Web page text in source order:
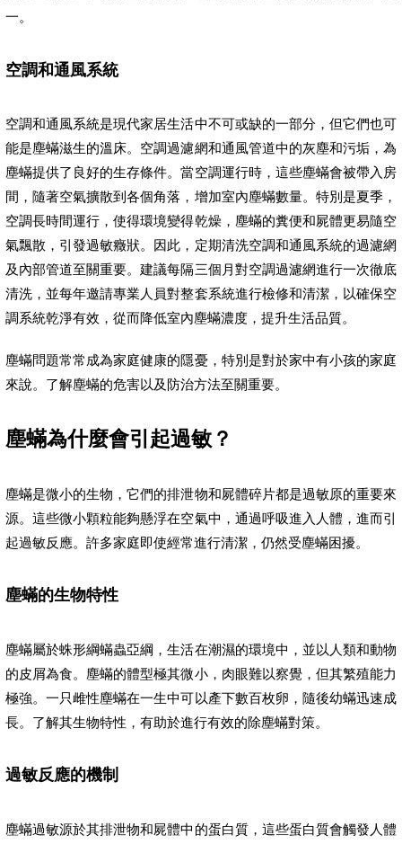
一。
空調和通風系統
空調和通風系統是現代家居生活中不可或缺的一部分，但它們也可
能是塵蟎滋生的溫床。空調過濾網和通風管道中的灰塵和污垢，為
塵蟎提供了良好的生存條件。當空調運行時，這些塵蟎會被帶入房
間，隨著空氣擴散到各個角落，增加室內塵蟎數量。特別是夏季，
空調長時間運行，使得環境變得乾燥，塵蟎的糞便和屍體更易隨空
氣飄散，引發過敏癥狀。因此，定期清洗空調和通風系統的過濾網
及內部管道至關重要。建議每隔三個月對空調過濾網進行一次徹底
清洗，並每年邀請專業人員對整套系統進行檢修和清潔，以確保空
調系統乾淨有效，從而降低室內塵蟎濃度，提升生活品質。
塵蟎問題常常成為家庭健康的隱憂，特別是對於家中有小孩的家庭
來說。了解塵蟎的危害以及防治方法至關重要。
塵蟎為什麼會引起過敏？
塵蟎是微小的生物，它們的排泄物和屍體碎片都是過敏原的重要來
源。這些微小顆粒能夠懸浮在空氣中，通過呼吸進入人體，進而引
起過敏反應。許多家庭即使經常進行清潔，仍然受塵蟎困擾。
塵蟎的生物特性
塵蟎屬於蛛形綱蟎蟲亞綱，生活在潮濕的環境中，並以人類和動物
的皮屑為食。塵蟎的體型極其微小，肉眼難以察覺，但其繁殖能力
極強。一只雌性塵蟎在一生中可以產下數百枚卵，隨後幼蟎迅速成
長。了解其生物特性，有助於進行有效的除塵蟎對策。
過敏反應的機制
塵蟎過敏源於其排泄物和屍體中的蛋白質，這些蛋白質會觸發人體